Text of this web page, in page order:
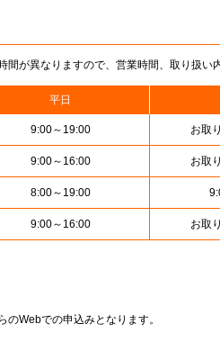
が異なりますので、営業時間、取り扱い
平日
9:00～19:00 お取
9:00～16:00 お取
8:00～19:00
9:00～16:00 お取
Webでの申込みとなります。